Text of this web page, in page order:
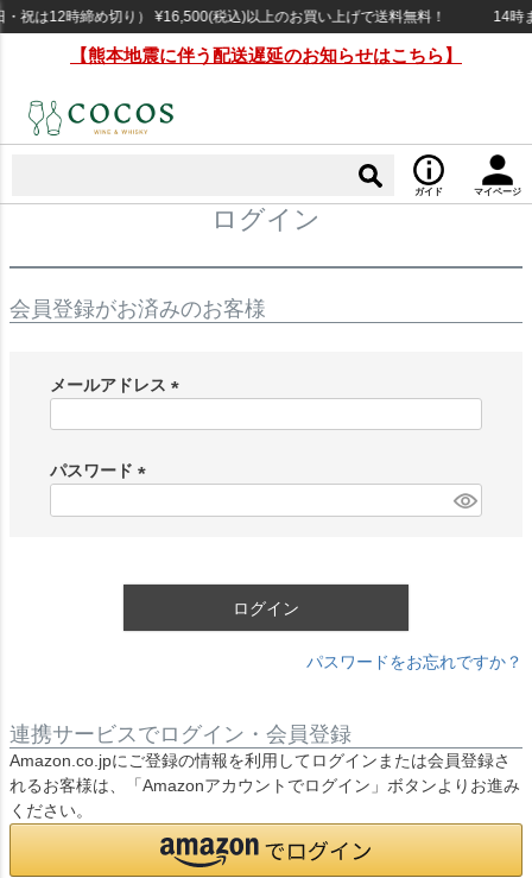
祝は12時締め切り） ¥16,500(税込)以上のお買い上げで送料無料！ 14時
【熊本地震に伴う配送遅延のお知らせはこちら】
ガイド マイページ
ログイン
会員登録がお済みのお客様
メールアドレス
)
パスワード
ログイン
パスワードをお忘れですか？
連携サービスでログイン・会員登録
Amazon.co.jpにご登録の情報を利用してログインまたは会員登録さ
れるお客様は、「Amazonアカウントでログイン」ボタンよりお進み
ください。